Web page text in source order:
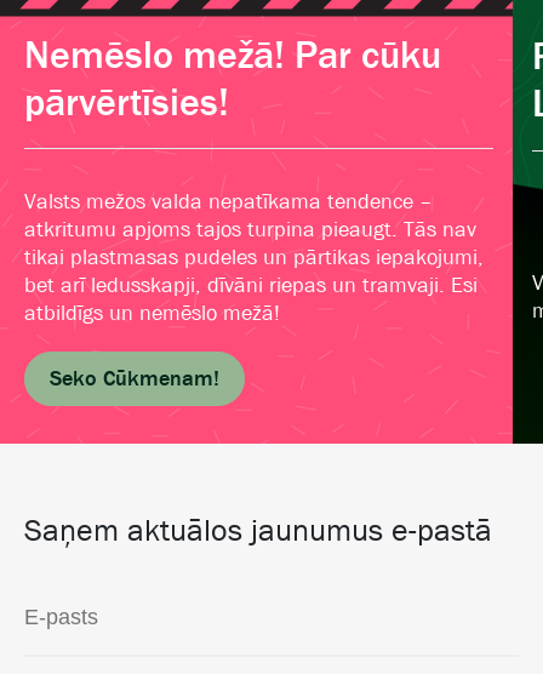
Nemēslo mežā! Par cūku
pārvērtīsies!
Valsts mežos valda nepatīkama tendence –
atkritumu apjoms tajos turpina pieaugt. Tās nav
tikai plastmasas pudeles un pārtikas iepakojumi,
bet arī ledusskapji, dīvāni riepas un tramvaji. Esi
atbildīgs un nemēslo mežā!
Seko Cūkmenam!
Saņem aktuālos jaunumus e-pastā